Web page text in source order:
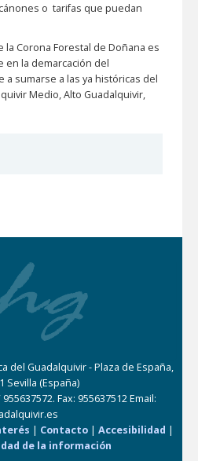
o tarifas que puedan
la Corona Forestal de Doñana es
en la demarcación del
a sumarse a las ya históricas del
Medio, Alto Guadalquivir,
del Guadalquivir - Plaza de España,
Sevilla (España)
Fax: 955637512 Email:
| Contacto |Accesibilidad |
de la información